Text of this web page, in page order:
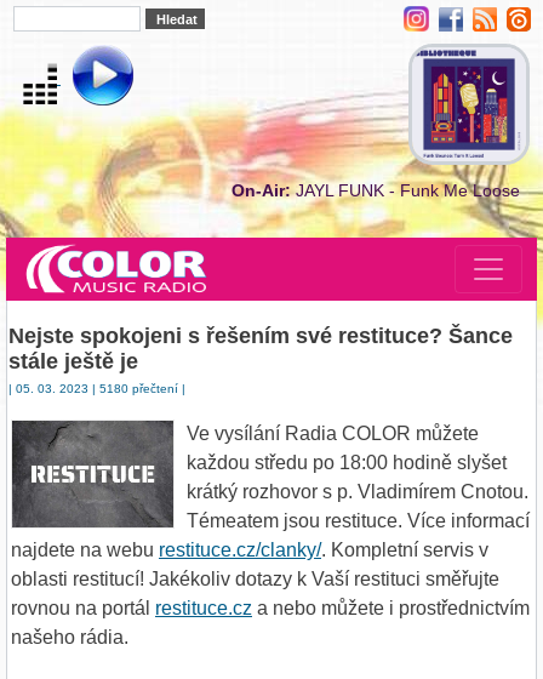
On-Air:JAYL FUNK - Funk Me Loose
Nejste spokojeni s řešením své restituce? Šance
stále ještě je
| 05. 03. 2023 | 5180 přečtení |
Ve vysílání Radia COLOR můžete
každou středu po 18:00 hodině slyšet
krátký rozhovor s p. Vladimírem Cnotou.
Témeatem jsou restituce. Více informací
najdete na webu restituce.cz/clanky/. Kompletní servis v
oblasti restitucí! Jakékoliv dotazy k Vaší restituci směřujte
rovnou na portál restituce.cz a nebo můžete i prostřednictvím
našeho rádia.